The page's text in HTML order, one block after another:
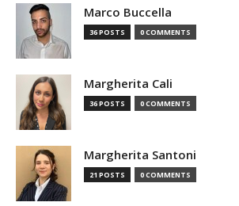
Marco Buccella
36 POSTS 0 COMMENTS
Margherita Cali
36 POSTS 0 COMMENTS
Margherita Santoni
21 POSTS 0 COMMENTS